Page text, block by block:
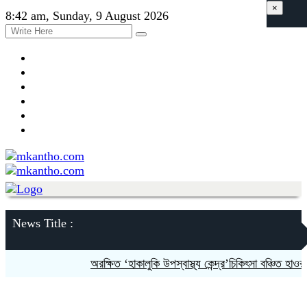
8:42 am, Sunday, 9 August 2026
News Title :
অরক্ষিত ‘হাকালুকি উপস্বাস্থ্য কেন্দ্র’চিকিৎসা বঞ্চিত হাওর
×